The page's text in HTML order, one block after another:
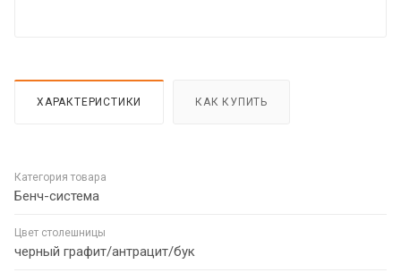
ХАРАКТЕРИСТИКИ КАК КУПИТЬ
Категория товара
Бенч-система
Цвет столешницы
черный графит/антрацит/бук